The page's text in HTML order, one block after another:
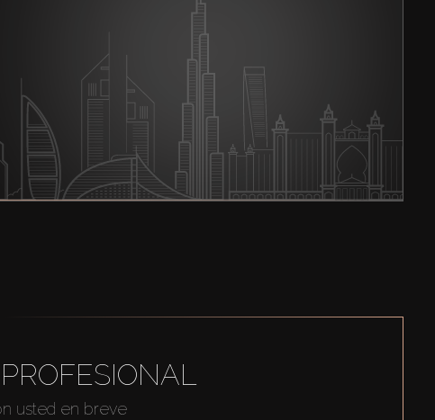
usted en breve